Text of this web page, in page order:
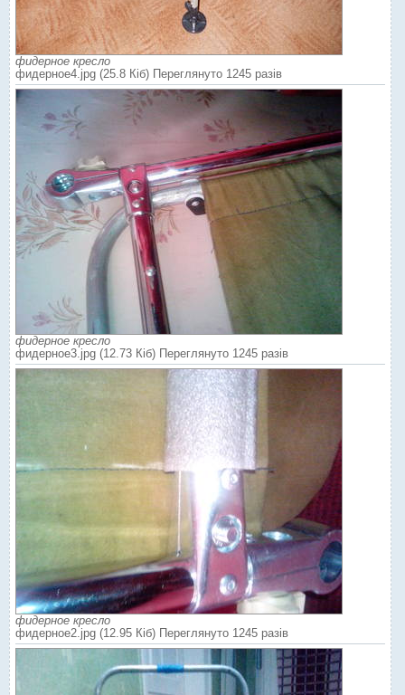
фидерное кресло
фидерное4.jpg (25.8 Кіб) Переглянуто 1245 разів
фидерное кресло
фидерное3.jpg (12.73 Кіб) Переглянуто 1245 разів
фидерное кресло
фидерное2.jpg (12.95 Кіб) Переглянуто 1245 разів